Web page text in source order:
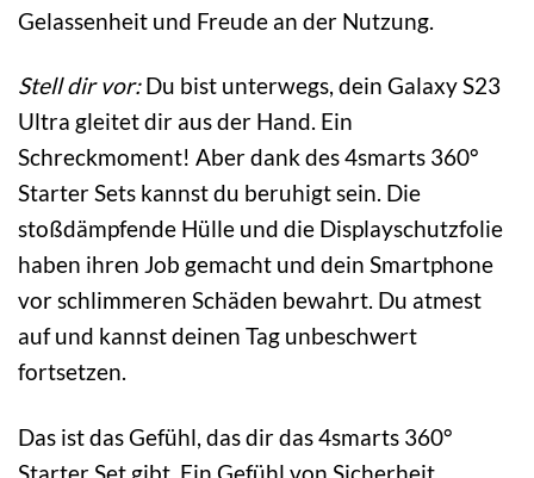
Gelassenheit und Freude an der Nutzung.
Stell dir vor:Du bist unterwegs, dein Galaxy S23
Ultra gleitet dir aus der Hand. Ein
Schreckmoment! Aber dank des 4smarts 360°
Starter Sets kannst du beruhigt sein. Die
stoßdämpfende Hülle und die Displayschutzfolie
haben ihren Job gemacht und dein Smartphone
vor schlimmeren Schäden bewahrt. Du atmest
auf und kannst deinen Tag unbeschwert
fortsetzen.
Das ist das Gefühl, das dir das 4smarts 360°